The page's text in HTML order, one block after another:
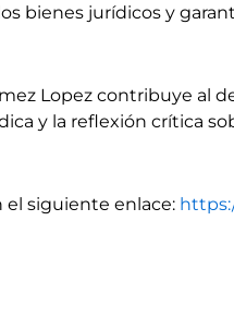
bienes jurídicos y
Lopez contribuye
y la reflexión crítica
el siguiente enlace: